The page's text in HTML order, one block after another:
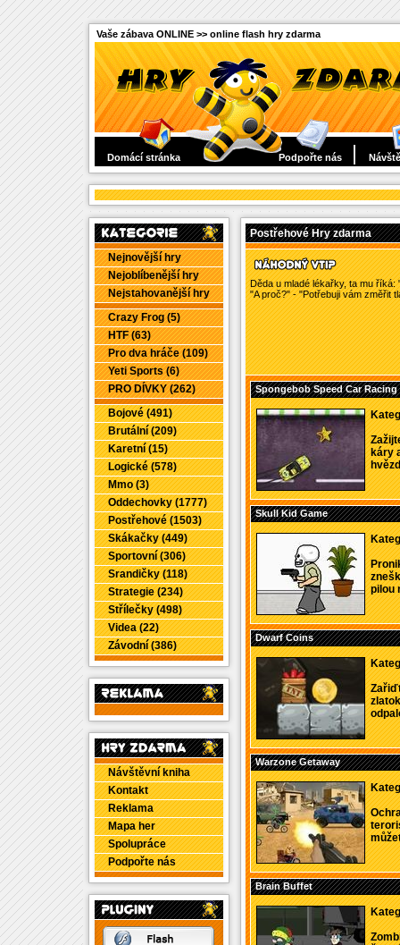
Vaše zábava ONLINE >> online flash hry zdarma
Domácí stránka Podpořte nás
Nejnovější hry
Nejoblíbenější hry
Nejstahovanější hry
Crazy Frog (5)
HTF (63)
Pro dva hráče (109)
Yeti Sports (6)
PRO DÍVKY (262)
Bojové (491)
Brutální (209)
Karetní (15)
Logické (578)
Mmo (3)
Oddechovky (1777)
Postřehové (1503)
Skákačky (449)
Sportovní (306)
Srandičky (118)
Strategie (234)
Střílečky (498)
Videa (22)
Závodní (386)
Návštěvní kniha
Kontakt
Reklama
Mapa her
Spolupráce
Podpořte nás
Postřehové Hry zdarma
Děda u mladé lékařky, ta mu
"A proč?" - "Potřebuji vám změřit
Spongebob Speed Car Racing
káry
Skull Kid Game
pilou
Dwarf Coins
Warzone Getaway
Brain Buffet